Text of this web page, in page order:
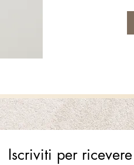
Iscriviti per